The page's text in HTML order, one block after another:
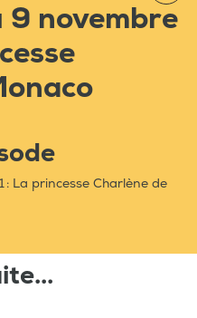
novembre
La princesse Charlène de